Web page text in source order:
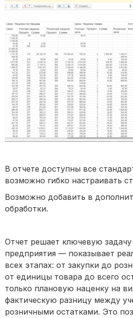
В отчете доступны все
возможно гибко настраивать
Возможно добавить в
обработки.
Отчет решает ключевую задачу
предприятия — показывает
всех этапах: от закупки до
от единицы товара до всего
только плановую наценку на
фактическую разницу между
розничными остатками. Это